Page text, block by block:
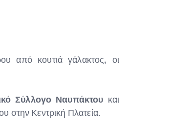
από κουτιά γάλακτος, οι
Σύλλογο Ναυπάκτου και
στην Κεντρική Πλατεία.